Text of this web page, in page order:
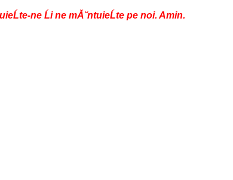
ne Ĺi ne mĂ˘ntuieĹte pe noi. Amin.